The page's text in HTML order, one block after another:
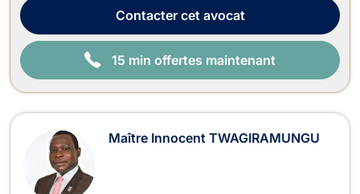
Afschrift, avocate ...Contactercet avocat
15 min offertes maintenant
Maître Innocent TWAGIRAMUNGU